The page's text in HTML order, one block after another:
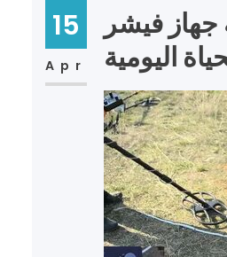
15
Apr
جهاز فيشر
اليومية